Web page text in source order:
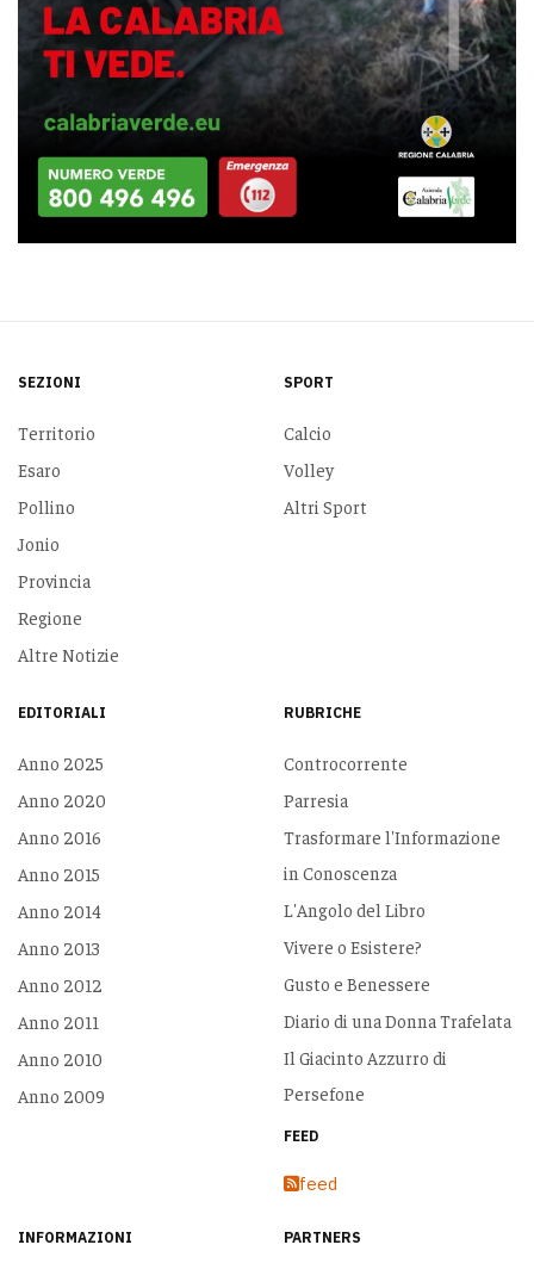
SEZIONI
Territorio
Esaro
Pollino
Jonio
Provincia
Regione
Altre Notizie
SPORT
Calcio
Volley
Altri Sport
EDITORIALI
Anno 2025
Anno 2020
Anno 2016
Anno 2015
Anno 2014
Anno 2013
Anno 2012
Anno 2011
Anno 2010
Anno 2009
RUBRICHE
Controcorrente
Parresia
Trasformare l'Informazione
in Conoscenza
L'Angolo del Libro
Vivere o Esistere?
Gusto e Benessere
Diario di una Donna Trafelata
Il Giacinto Azzurro di
Persefone
FEED
feed
INFORMAZIONI PARTNERS